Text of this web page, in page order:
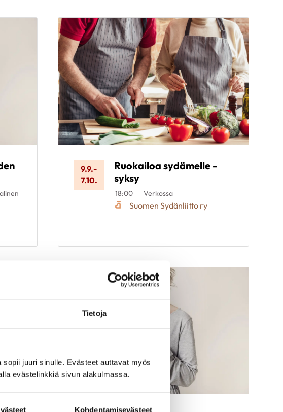
Tietoja
juuri sinulle. Evästeet auttavat myös
evästelinkkiä sivun alakulmassa.
Kohdentamisevästeet
9.9.-
7.10.
Ruokailoa sydämelle -
syksy
18:00 Verkossa
Suomen Sydänliitto ry